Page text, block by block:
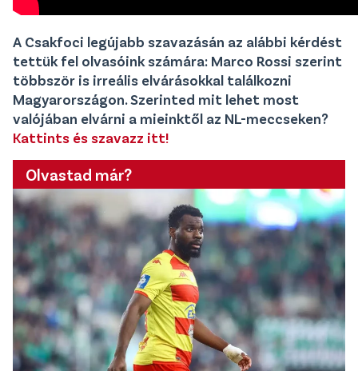
A Csakfoci legújabb szavazásán az alábbi kérdést
tettük fel olvasóink számára: Marco Rossi szerint
többször is irreális elvárásokkal találkozni
Magyarországon. Szerinted mit lehet most
valójában elvárni a mieinktől az NL-meccseken?
Kattints és szavazz itt!
Olvastad már?